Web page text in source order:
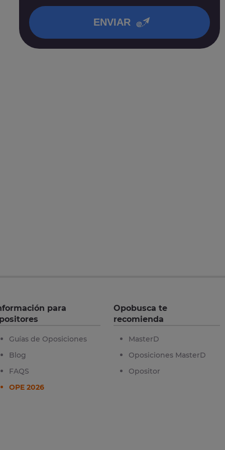
ENVIAR
para
Guías de Oposiciones
Blog
FAQS
OPE 2026
Opobusca te
recomienda
MasterD
Oposiciones MasterD
Opositor